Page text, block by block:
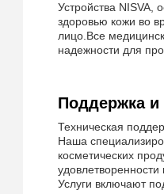
Устройства NISVA,
здоровью кожи во
лицо.Все
надежности для
Поддержка и
Техническая
Наша
косметических
удовлетворенности
Услуги включают